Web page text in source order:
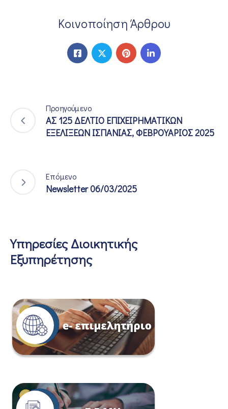
Κοινοποίηση Άρθρου
Προηγούμενο
ΑΣ 125 ΔΕΛΤΙΟ ΕΠΙΧΕΙΡΗΜΑΤΙΚΩΝ
ΕΞΕΛΙΞΕΩΝ ΙΣΠΑΝΙΑΣ, ΦΕΒΡΟΥΑΡΙΟΣ 2025
Επόμενο
Newsletter 06/03/2025
Υπηρεσίες Διοικητικής
Εξυπηρέτησης